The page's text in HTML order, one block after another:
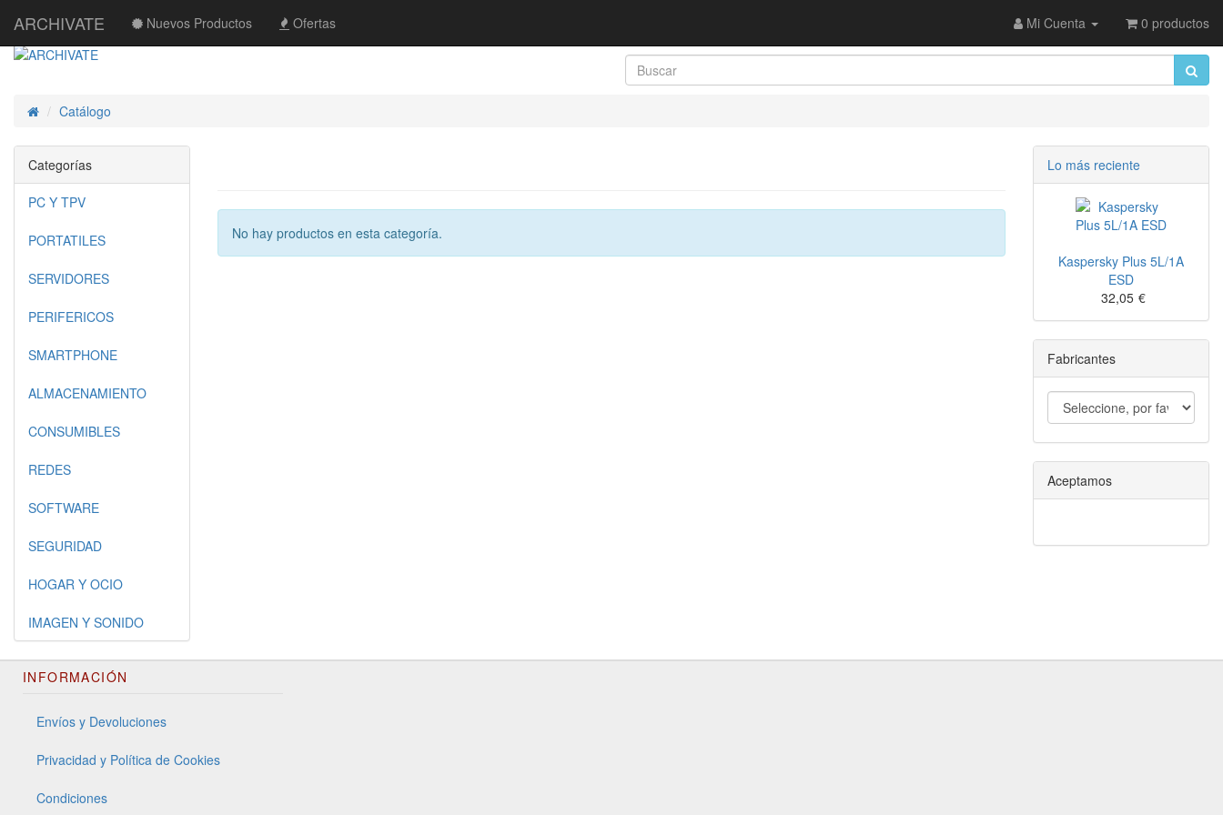
ARCHIVATE Nuevos Productos Ofertas Mi Cuenta 0 productos
InicioCatálogo
No hay productos en esta categoría.
Categorías
PC Y TPV
PORTATILES
SERVIDORES
PERIFERICOS
SMARTPHONE
ALMACENAMIENTO
CONSUMIBLES
REDES
SOFTWARE
SEGURIDAD
HOGAR Y OCIO
IMAGEN Y SONIDO
Lo más reciente
Kaspersky Plus 5L/1A
ESD
32,05 €
Fabricantes
Aceptamos
INFORMACIÓN
Envíos y Devoluciones
Privacidad y Política de Cookies
Condiciones